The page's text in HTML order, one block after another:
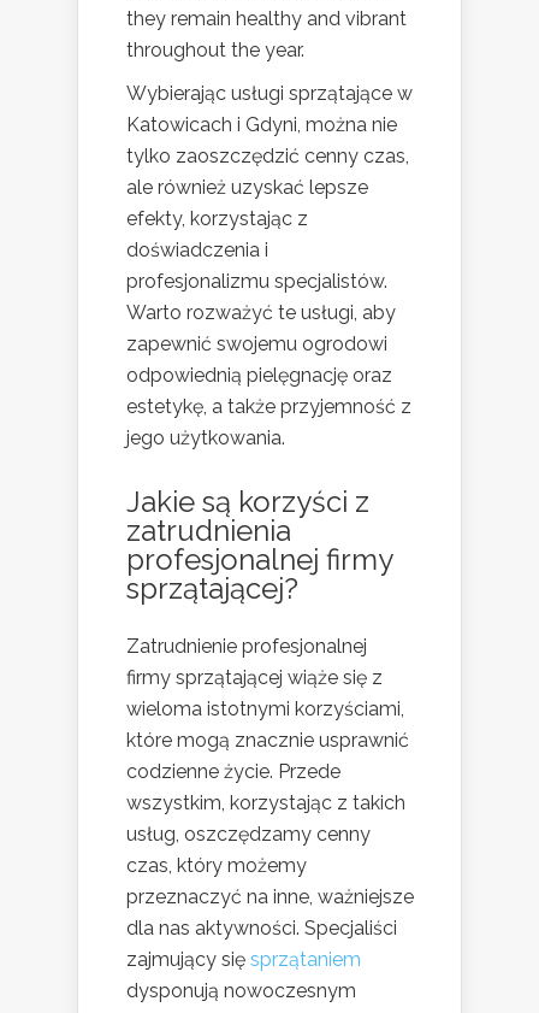
they remain healthy and vibrant
throughout the year.
Wybierając usługi sprzątające w
Katowicach i Gdyni, można nie
tylko zaoszczędzić cenny czas,
ale również uzyskać lepsze
efekty, korzystając z
doświadczenia i
profesjonalizmu specjalistów.
Warto rozważyć te usługi, aby
zapewnić swojemu ogrodowi
odpowiednią pielęgnację oraz
estetykę, a także przyjemność z
jego użytkowania.
Jakie są korzyści z
zatrudnienia
profesjonalnej firmy
sprzątającej?
Zatrudnienie profesjonalnej
firmy sprzątającej wiąże się z
wieloma istotnymi korzyściami,
które mogą znacznie usprawnić
codzienne życie. Przede
wszystkim, korzystając z takich
usług, oszczędzamy cenny
czas, który możemy
przeznaczyć na inne, ważniejsze
dla nas aktywności. Specjaliści
zajmujący się sprzątaniem
dysponują nowoczesnym